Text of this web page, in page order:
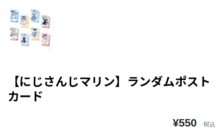
【にじさんじマリン】ランダムポスト
カード
¥550 税込